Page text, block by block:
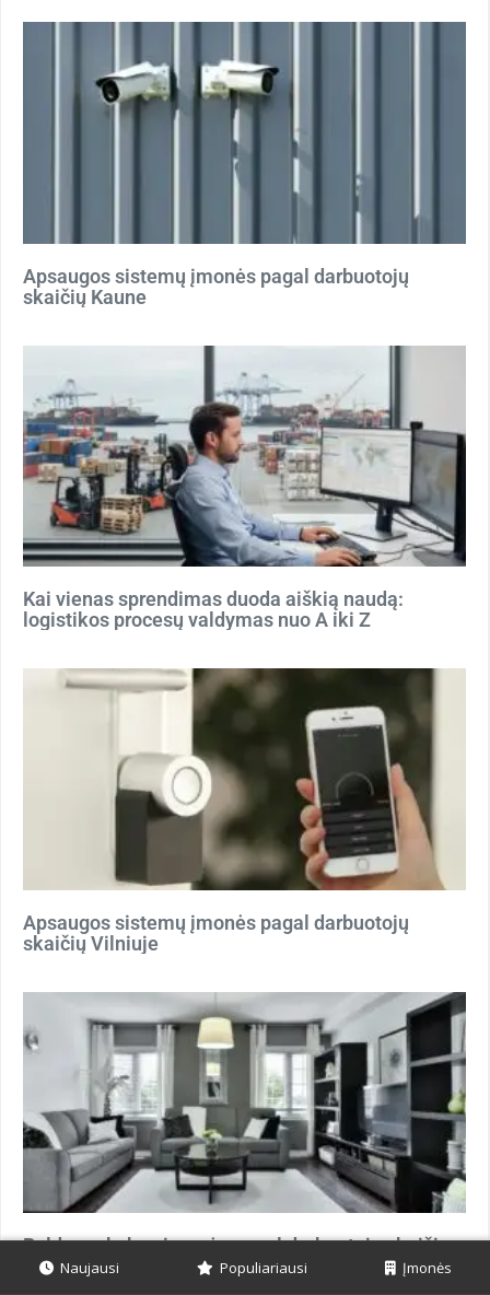
Apsaugos sistemų įmonės pagal darbuotojų
skaičių Kaune
Kai vienas sprendimas duoda aiškią naudą:
logistikos procesų valdymas nuo A iki Z
Apsaugos sistemų įmonės pagal darbuotojų
skaičių Vilniuje
Baldų prekybos įmonės pagal darbuotojų skaičių
Klaipėdoje
Naujausi Populiariausi Įmonės